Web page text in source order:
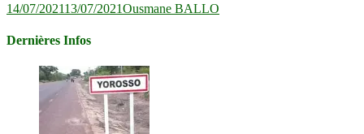
14/07/202113/07/2021Ousmane BALLO
Dernières Infos